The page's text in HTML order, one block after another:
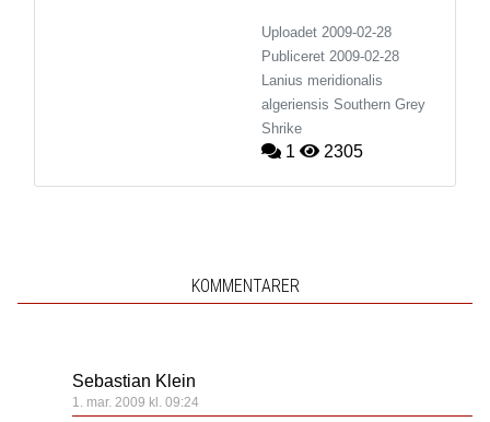
Uploadet 2009-02-28
Publiceret 2009-02-28
Lanius meridionalis
algeriensis Southern Grey
Shrike
1 2305
KOMMENTARER
Sebastian Klein
1. mar. 2009 kl. 09:24